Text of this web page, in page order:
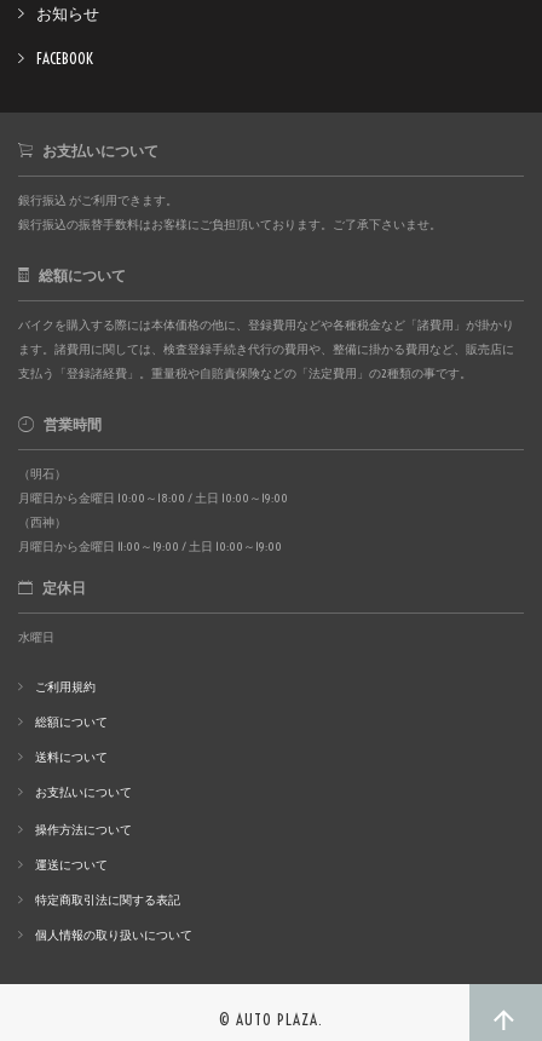
お知らせ
FACEBOOK
お支払いについて
銀行振込 がご利用できます。
銀行振込の振替手数料はお客様にご負担頂いております。ご了承下さいませ。
総額について
バイクを購入する際には本体価格の他に、登録費用などや各種税金など「諸費用」が掛かり
ます。諸費用に関しては、検査登録手続き代行の費用や、整備に掛かる費用など、販売店に
支払う「登録諸経費」。重量税や自賠責保険などの「法定費用」の2種類の事です。
営業時間
（明石）
月曜日から金曜日 10:00～18:00 / 土日 10:00～19:00
（西神）
月曜日から金曜日 11:00～19:00 / 土日 10:00～19:00
定休日
水曜日
ご利用規約
総額について
送料について
お支払いについて
操作方法について
運送について
特定商取引法に関する表記
個人情報の取り扱いについて
© AUTO PLAZA.